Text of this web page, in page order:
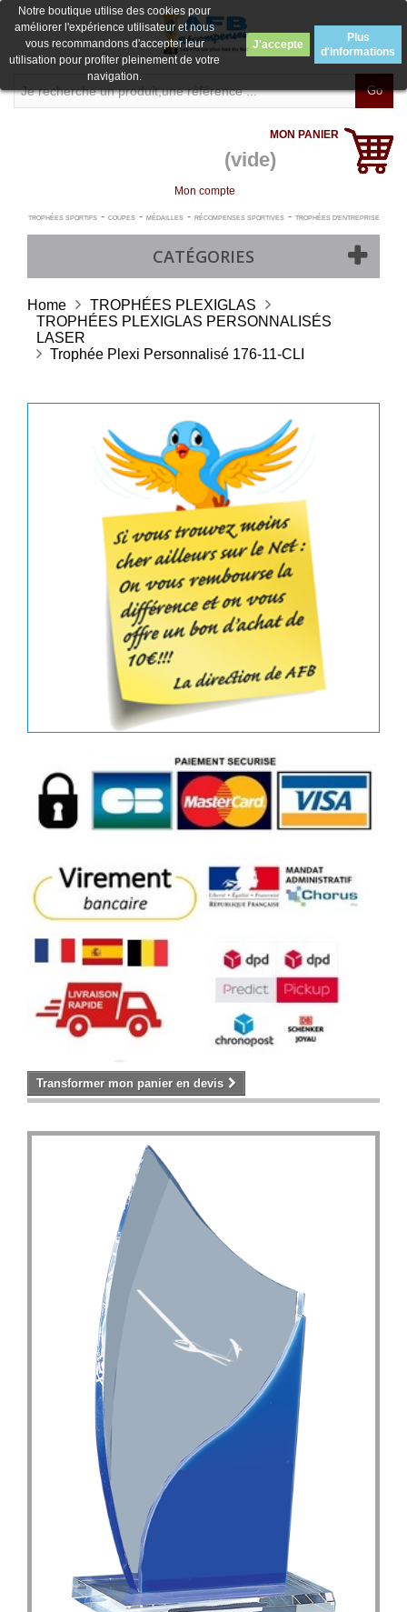
Go
MON PANIER
(vide)
Mon compte
TROPHÉES SPORTIFS- COUPES- MÉDAILLES- RÉCOMPENSES SPORTIVES- TROPHÉES D'ENTREPRISE
CATÉGORIES
Notre boutique utilise des cookies pour
améliorer l'expérience utilisateur et nous
vous recommandons d'accepter leur
utilisation pour profiter pleinement de votre
navigation.
J'accepte
Plus
d'informations
Home
TROPHÉES PLEXIGLAS
TROPHÉES PLEXIGLAS PERSONNALISÉS
LASER
Trophée Plexi Personnalisé 176-11-CLI
Transformer mon panier en devis